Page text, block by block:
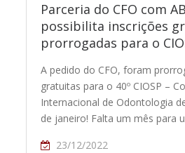
Parceria do CFO com
possibilita inscrições
prorrogadas para o
A pedido do CFO, foram
gratuitas para o 40º CIOSP –
Internacional de Odontologia
de janeiro! Falta um mês para
23/12/2022